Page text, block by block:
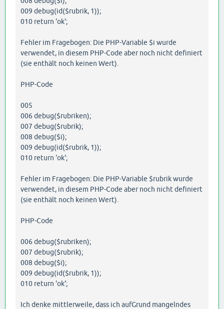
009 debug(id($rubrik, 1));
010 return 'ok';
Fehler im Fragebogen: Die PHP-Variable $i wurde
verwendet, in diesem PHP-Code aber noch nicht definiert
(sie enthält noch keinen Wert).
PHP-Code
005
006 debug($rubriken);
007 debug($rubrik);
008 debug($i);
009 debug(id($rubrik, 1));
010 return 'ok';
Fehler im Fragebogen: Die PHP-Variable $rubrik wurde
verwendet, in diesem PHP-Code aber noch nicht definiert
(sie enthält noch keinen Wert).
PHP-Code
006 debug($rubriken);
007 debug($rubrik);
008 debug($i);
009 debug(id($rubrik, 1));
010 return 'ok';
Ich denke mittlerweile, dass ich aufGrund mangelndes